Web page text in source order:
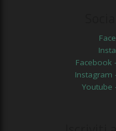
Facebook
Instagram
Youtube